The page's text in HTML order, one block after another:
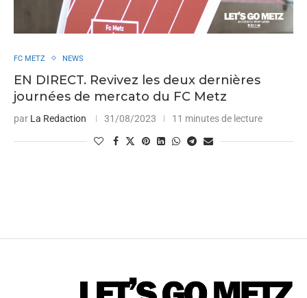
FC METZ NEWS
EN DIRECT. Revivez les deux dernières
journées de mercato du FC Metz
par La Redaction 31/08/2023 11 minutes de lecture